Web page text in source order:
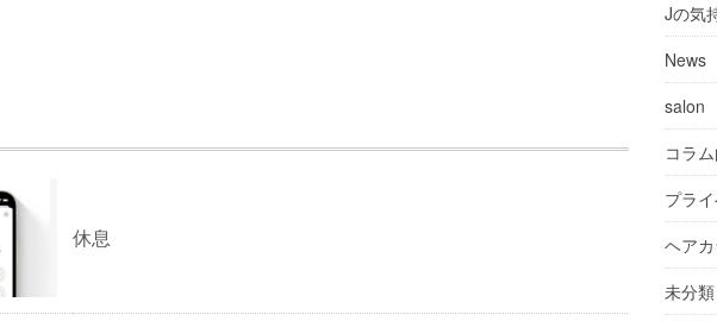
休息
Jの気
News
salon
コラ
プラ
ヘア
未分類